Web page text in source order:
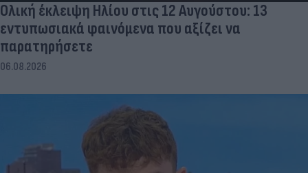
Ολική έκλειψη Ηλίου στις 12 Αυγούστου: 13
εντυπωσιακά φαινόμενα που αξίζει να
παρατηρήσετε
06.08.2026